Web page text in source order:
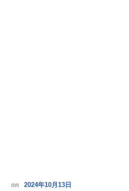
on 2024年10月13日